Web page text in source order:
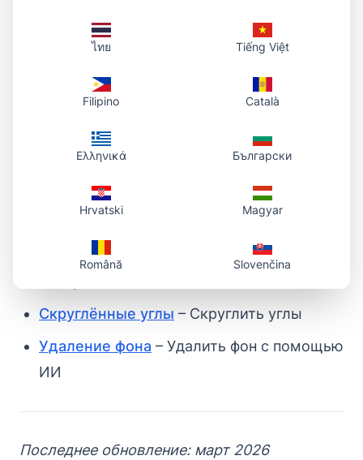
Работает на телефоне?
телефоне и планшете.
Связанные инструменты
Фото в URL
Круглое обрезание
– Создать круглое
Скруглённые углы – Скруглить углы
Удаление фона – Удалить фон с помощью
ИИ
Последнее обновление: март 2026
ไทย Tiếng Việt
Filipino Català
Ελληνικά Български
Hrvatski Magyar
Română Slovenčina